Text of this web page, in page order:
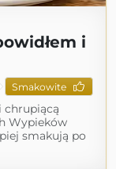
i
Smakowite
chrupiącą
Wypieków
smakują po